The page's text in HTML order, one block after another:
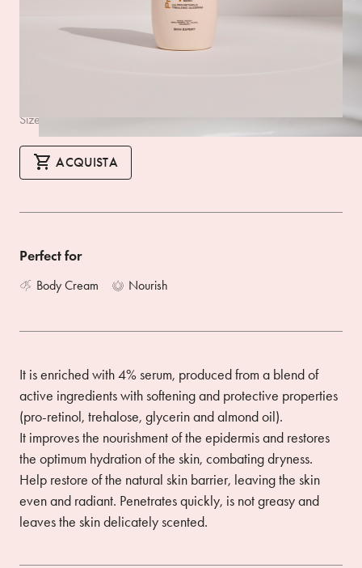
leaving it healthy and soft. Reactivates the skin’s natural
hydration capacity for up to 72 hours, helping it to protect
Size 500ML
ACQUISTA
Perfect for
Body Cream Nourish
It is enriched with 4% serum, produced from a blend of
active ingredients with softening and protective properties
(pro-retinol, trehalose, glycerin and almond oil).
It improves the nourishment of the epidermis and restores
the optimum hydration of the skin, combating dryness.
Help restore of the natural skin barrier, leaving the skin
even and radiant. Penetrates quickly, is not greasy and
leaves the skin delicately scented.